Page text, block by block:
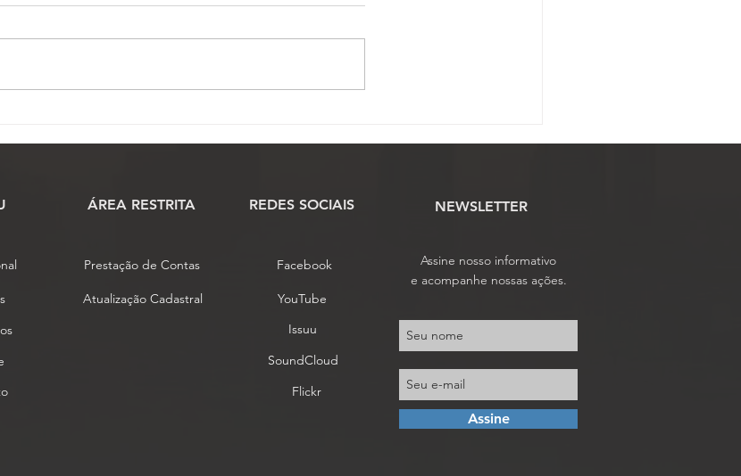
GO aprova contas da
Assembleia Geral Ordinária
​ÁREA RESTRITA REDES SOCIAIS NEWSLETTER
Prestação de Contas
Atualização Cadastral
Facebook
YouTube
Issuu
SoundCloud
Flickr
Assine
Assine nosso informativo
e acompanhe nossas ações.